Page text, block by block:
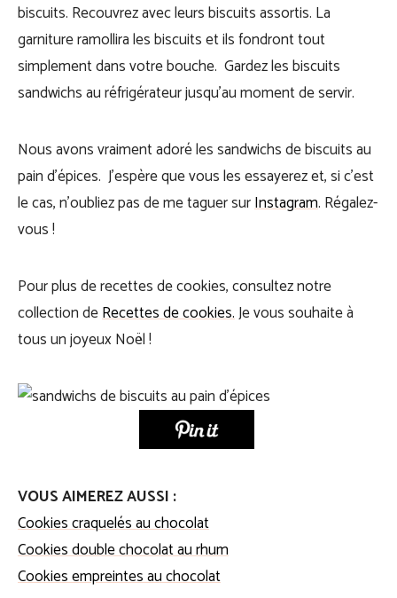
biscuits. Recouvrez avec leurs biscuits assortis. La
garniture ramollira les biscuits et ils fondront tout
simplement dans votre bouche. Gardez les biscuits
sandwichs au réfrigérateur jusqu’au moment de servir.
Nous avons vraiment adoré les sandwichs de biscuits au
pain d’épices. J’espère que vous les essayerez et, si c’est
le cas, n’oubliez pas de me taguer surInstagram. Régalez-
vous !
Pour plus de recettes de cookies, consultez notre
collection deRecettes de cookies.Je vous souhaite à
tous un joyeux Noël !
VOUS AIMEREZ AUSSI :
Cookies craquelés au chocolat
Cookies double chocolat au rhum
Cookies empreintes au chocolat